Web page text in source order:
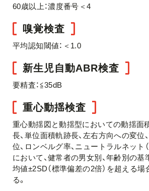
60歳以上：濃度番号＜4
嗅覚検査
平均認知閾値：＜1.0
新生児自動ABR検査
要精査：≦35dB
重心動揺検査
重心動揺図と動揺型においての動揺面
長、単位面積軌跡長、左右方向への変位
位、ロンベルグ率、ニュートラルネット
において、健常者の男女別、年齢別の基
均値±2SD（標準偏差の2倍）を超える場
る。